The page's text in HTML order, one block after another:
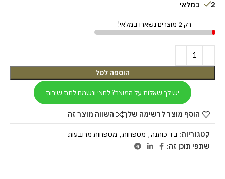
2 במלאי
רק 2 מוצרים נשארו במלאי!
הוספה לסל
יש לך שאלות על המוצר? לחצי ונשמח לתת שירות
הוסף מוצר לרשימה שלך השווה מוצר זה
קטגוריות: בד כותנה, מטפחות, מטפחות מרובעות
שתפי תוכן זה: